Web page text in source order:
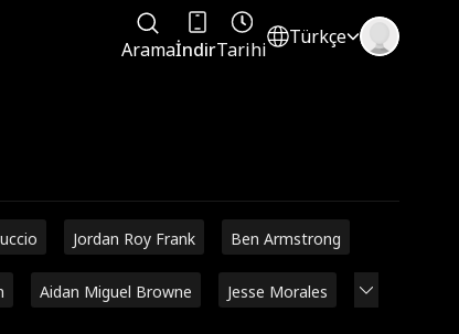
AramaİndirTarihi
Türkçe
Jordan Roy Frank Ben Armstrong
Aidan Miguel Browne Jesse Morales